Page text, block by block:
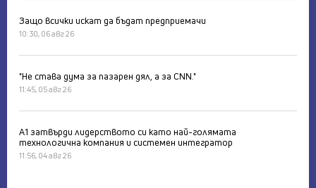
Защо всички искат да бъдат предприемачи
10:30, 06 авг 26
"Не става дума за пазарен дял, а за CNN."
11:45, 05 авг 26
А1 затвърди лидерството си като най-голямата
технологична компания и системен интегратор
11:56, 04 авг 26